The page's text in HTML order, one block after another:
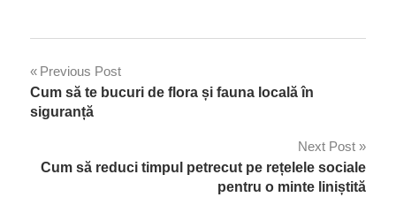
Navigare
în
Previous Post
Cum să te bucuri de flora și fauna locală în
siguranță
Next Post
Cum să reduci timpul petrecut pe rețelele sociale
pentru o minte liniștită